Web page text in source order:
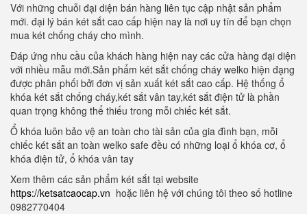
Với những chuỗi đại diện bán hàng liên tục cập nhật sản phẩm
mới. đại lý bán két sắt cao cấp hiện nay là nơi uy tín để bạn chọn
mua két chống cháy cho mình.
Đáp ứng nhu cầu của khách hàng hiện nay các cửa hàng đại diện
với nhiều mẫu mới.Sản phẩm két sắt chống cháy welko hiện đạng
được phân phối bởi đơn vị sản xuất két sắt cao cấp. Hệ thống ổ
khóa két sắt chống cháy,két sắt vân tay,két sắt điện tử là phần
quan trọng không thể thiếu trong mỗi chiếc két sắt.
Ổ khóa luôn bảo vệ an toàn cho tài sản của gia đình bạn, mỗi
chiếc két sắt an toàn welko safe đều có những loại ổ khóa cơ, ổ
khóa điện tử, ổ khóa vân tay
Xem thêm các sản phẩm két sắt tại website
https://ketsatcaocap.vn hoặc liên hệ với chúng tôi theo số hotline
0982770404